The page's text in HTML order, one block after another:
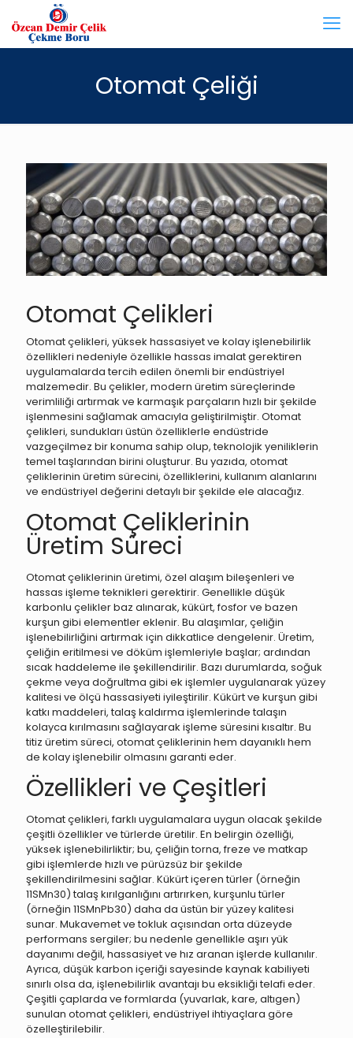
Otomat Çeliği
Otomat Çelikleri
Otomat çelikleri, yüksek hassasiyet ve kolay işlenebilirlik
özellikleri nedeniyle özellikle hassas imalat gerektiren
uygulamalarda tercih edilen önemli bir endüstriyel
malzemedir. Bu çelikler, modern üretim süreçlerinde
verimliliği artırmak ve karmaşık parçaların hızlı bir şekilde
işlenmesini sağlamak amacıyla geliştirilmiştir. Otomat
çelikleri, sundukları üstün özelliklerle endüstride
vazgeçilmez bir konuma sahip olup, teknolojik yeniliklerin
temel taşlarından birini oluşturur. Bu yazıda, otomat
çeliklerinin üretim sürecini, özelliklerini, kullanım alanlarını
ve endüstriyel değerini detaylı bir şekilde ele alacağız.
Otomat Çeliklerinin
Üretim Süreci
Otomat çeliklerinin üretimi, özel alaşım bileşenleri ve
hassas işleme teknikleri gerektirir. Genellikle düşük
karbonlu çelikler baz alınarak, kükürt, fosfor ve bazen
kurşun gibi elementler eklenir. Bu alaşımlar, çeliğin
işlenebilirliğini artırmak için dikkatlice dengelenir. Üretim,
çeliğin eritilmesi ve döküm işlemleriyle başlar; ardından
sıcak haddeleme ile şekillendirilir. Bazı durumlarda, soğuk
çekme veya doğrultma gibi ek işlemler uygulanarak yüzey
kalitesi ve ölçü hassasiyeti iyileştirilir. Kükürt ve kurşun gibi
katkı maddeleri, talaş kaldırma işlemlerinde talaşın
kolayca kırılmasını sağlayarak işleme süresini kısaltır. Bu
titiz üretim süreci, otomat çeliklerinin hem dayanıklı hem
de kolay işlenebilir olmasını garanti eder.
Özellikleri ve Çeşitleri
Otomat çelikleri, farklı uygulamalara uygun olacak şekilde
çeşitli özellikler ve türlerde üretilir. En belirgin özelliği,
yüksek işlenebilirliktir; bu, çeliğin torna, freze ve matkap
gibi işlemlerde hızlı ve pürüzsüz bir şekilde
şekillendirilmesini sağlar. Kükürt içeren türler (örneğin
11SMn30) talaş kırılganlığını artırırken, kurşunlu türler
(örneğin 11SMnPb30) daha da üstün bir yüzey kalitesi
sunar. Mukavemet ve tokluk açısından orta düzeyde
performans sergiler; bu nedenle genellikle aşırı yük
dayanımı değil, hassasiyet ve hız aranan işlerde kullanılır.
Ayrıca, düşük karbon içeriği sayesinde kaynak kabiliyeti
sınırlı olsa da, işlenebilirlik avantajı bu eksikliği telafi eder.
Çeşitli çaplarda ve formlarda (yuvarlak, kare, altıgen)
sunulan otomat çelikleri, endüstriyel ihtiyaçlara göre
özelleştirilebilir.